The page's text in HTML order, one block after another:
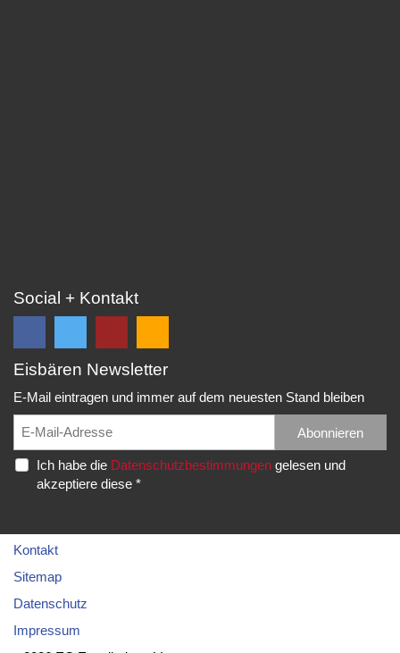
Social + Kontakt
Folge
Facebook
und
erhalte
die
Folge
Twitter
und
erhalte
die
EC
Rudolf-
Diesel-
Str.
Eppelheim
Falls
Spielberichte,
etc.
Eisbären Newsletter
E-Mail eintragen und immer auf dem neuesten Stand bleiben
Abonnieren
Ich habe die Datenschutzbestimmungengelesen und
akzeptiere diese *
Kontakt
Sitemap
Datenschutz
Impressum